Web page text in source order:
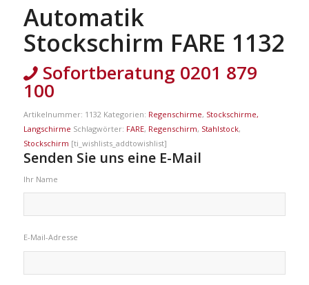
Automatik
Stockschirm FARE 1132
Sofortberatung 0201 879
100
Artikelnummer: 1132 Kategorien: Regenschirme, Stockschirme,
Langschirme Schlagwörter: FARE, Regenschirm, Stahlstock,
Stockschirm [ti_wishlists_addtowishlist]
Senden Sie uns eine E-Mail
Ihr Name
E-Mail-Adresse